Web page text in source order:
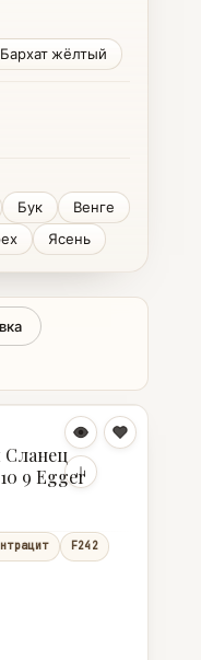
Бархат жёлтый
Бук
Венге
Ясень
9 Egger
F242